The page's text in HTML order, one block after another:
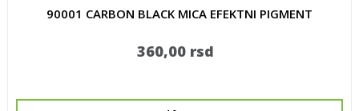
90001 CARBON BLACK MICA EFEKTNI PIGMENT
360,00 rsd